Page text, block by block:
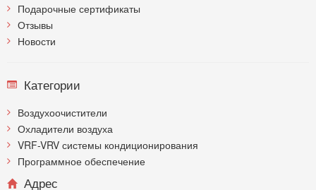
Подарочные сертификаты
Отзывы
Новости
Категории
Воздухоочистители
Охладители воздуха
VRF-VRV системы кондиционирования
Программное обеспечение
Адрес